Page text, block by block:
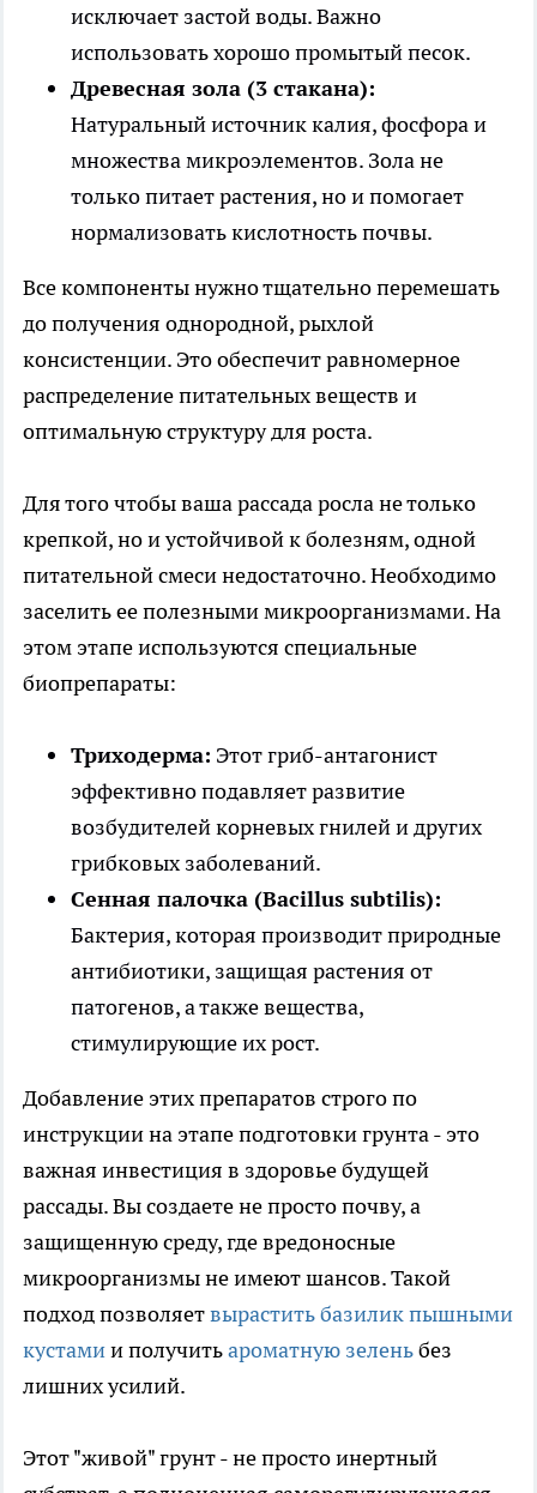
исключает застой воды. Важно
использовать хорошо промытый песок.
Древесная зола (3 стакана):
Натуральный источник калия, фосфора и
множества микроэлементов. Зола не
только питает растения, но и помогает
нормализовать кислотность почвы.
Все компоненты нужно тщательно перемешать
до получения однородной, рыхлой
консистенции. Это обеспечит равномерное
распределение питательных веществ и
оптимальную структуру для роста.
Для того чтобы ваша рассада росла не только
крепкой, но и устойчивой к болезням, одной
питательной смеси недостаточно. Необходимо
заселить ее полезными микроорганизмами. На
этом этапе используются специальные
биопрепараты:
Триходерма: Этот гриб-антагонист
эффективно подавляет развитие
возбудителей корневых гнилей и других
грибковых заболеваний.
Сенная палочка (Bacillus subtilis):
Бактерия, которая производит природные
антибиотики, защищая растения от
патогенов, а также вещества,
стимулирующие их рост.
Добавление этих препаратов строго по
инструкции на этапе подготовки грунта - это
важная инвестиция в здоровье будущей
рассады. Вы создаете не просто почву, а
защищенную среду, где вредоносные
микроорганизмы не имеют шансов. Такой
подход позволяетвырастить базилик пышными
кустамии получитьароматную зеленьбез
лишних усилий.
Этот "живой" грунт - не просто инертный